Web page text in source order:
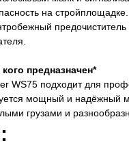
на стройплощадке.
предназначен*
WS75 подходит для
мощный и надёжный
грузами и